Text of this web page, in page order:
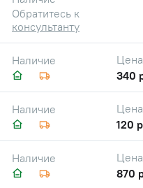
Обратитесь к
консультанту
Наличие
340
Наличие
120
Наличие
870